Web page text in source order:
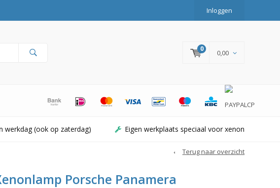
Inloggen
0 0,00
werkdag (ook op zaterdag) Eigen werkplaats speciaal voor xenon
Terug naar overzicht
Porsche Panamera